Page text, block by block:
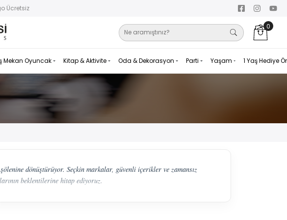
Ücretsiz
0
Mekan Oyuncak Kitap & Aktivite Oda & Dekorasyon Parti Yaşam 1 Yaş Hediye
dönüştürüyor. Seçkin markalar, güvenli içerikler ve zamansız
beklentilerine hitap ediyoruz.
ve özgüven kazandığı özel anlardır. Bu süreçte tercih edilen